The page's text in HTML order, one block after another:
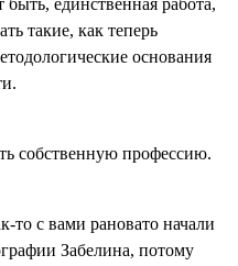
такие, как теперь
основания
собственную профессию.
с вами рановато начали
Забелина, потому